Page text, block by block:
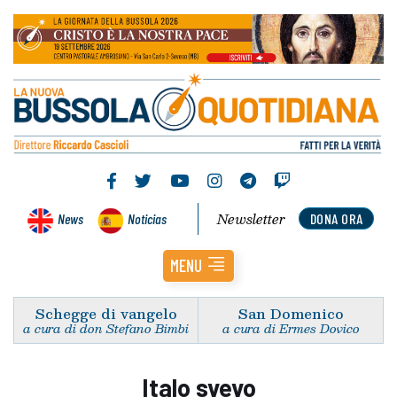
News Noticias DONA ORA
Newsletter
MENU
Schegge di vangelo
a cura di don Stefano Bimbi
San Domenico
a cura di Ermes Dovico
Italo svevo